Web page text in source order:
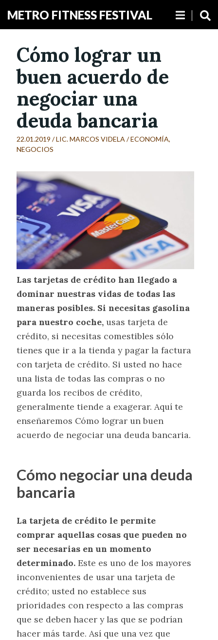
METRO FITNESS FESTIVAL
Cómo lograr un
buen acuerdo de
negociar una
deuda bancaria
22.01.2019 /LIC. MARCOS VIDELA /ECONOMÍA,
NEGOCIOS
Las tarjetas de crédito han llegado a
dominar nuestras vidas de todas las
maneras posibles. Si necesitas gasolina
para nuestro coche, usas tarjeta de
crédito, si necesitas comestibles sólo
tienes que ir a la tienda y pagar la factura
con tarjeta de crédito. Si usted no hace
una lista de todas las compras o no
guarda los recibos de crédito,
generalmente tiende a exagerar. Aquí te
enseñaremos Cómo lograr un buen
acuerdo de negociar una deuda bancaria.
Cómo negociar una deuda
bancaria
La tarjeta de crédito le permite
comprar aquellas cosas que pueden no
ser necesarias en un momento
determinado. Este es uno de los mayores
inconvenientes de usar una tarjeta de
crédito; usted no establece sus
prioridades con respecto a las compras
que se deben hacer y las que se podrían
hacer más tarde. Así que una vez que